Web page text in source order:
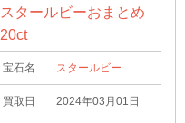
スタールビーおまとめ
20ct
宝石名 スタールビー
買取日 2024年03月01日